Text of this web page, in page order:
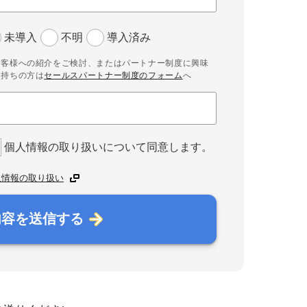
未導入 不明 導入済み
様への紹介をご検討、またはパートナー制度に興味
ちの方はセールスパートナー制度のフォームへ
個人情報の取り扱いについて同意します。
報の取り扱い
を送信する